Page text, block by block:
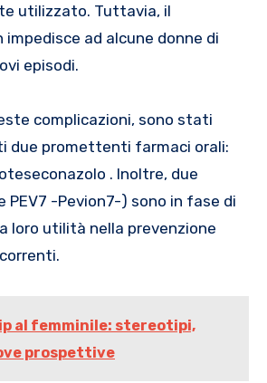
utilizzato. Tuttavia, il
ad alcune donne di
episodi.
complicazioni, sono stati
due promettenti farmaci orali:
. Inoltre, due
PEV7 -Pevion7-) sono in fase di
loro utilità nella prevenzione
al femminile: stereotipi,
prospettive